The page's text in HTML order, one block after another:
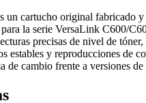
un cartucho original fabricado
la serie VersaLink C600/
precisas de nivel de
estables y reproducciones de
de cambio frente a versiones de